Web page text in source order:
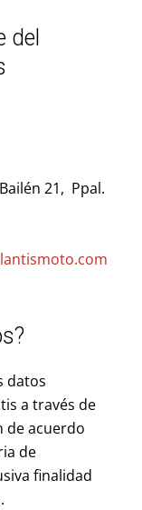
del
21, Ppal.
datos
a través de
de acuerdo
de
finalidad